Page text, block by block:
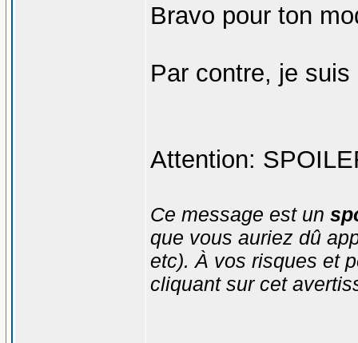
Bravo pour ton
Par contre, je suis
Attention:
Ce message est un
que vous auriez dû
etc). À vos risques et
cliquant sur cet